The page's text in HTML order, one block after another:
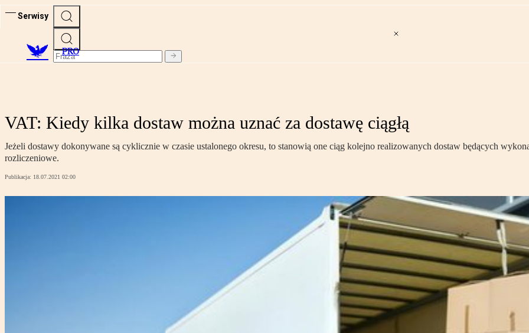
Serwisy
PRO
VAT: Kiedy kilka dostaw można uznać za dostawę ciągłą
Jeżeli dostawy dokonywane są cyklicznie w czasie ustalonego okresu, to stanowią one ciąg kolejno realizowanych dostaw będących
rozliczeniowe.
Publikacja: 18.07.2021 02:00